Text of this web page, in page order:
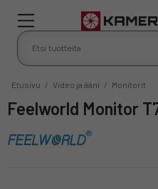
Etusivu / Video ja ääni / Monitorit
Feelworld Monitor